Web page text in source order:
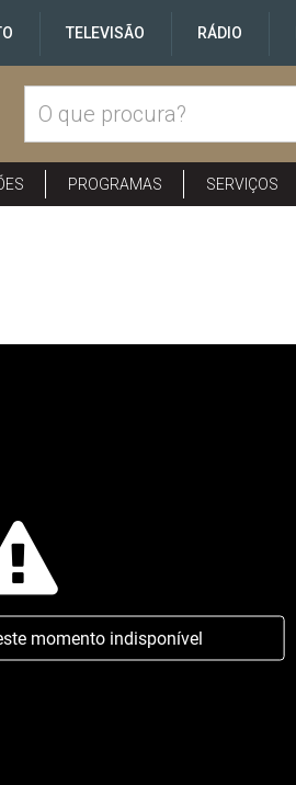
TELEVISÃO RÁDIO
PROGRAMAS SERVIÇOS
momento indisponível